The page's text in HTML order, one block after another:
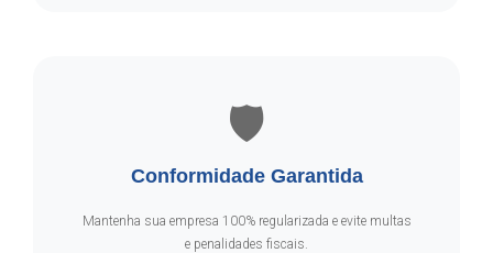
🛡️
Conformidade Garantida
Mantenha sua empresa 100% regularizada e evite multas
e penalidades fiscais.